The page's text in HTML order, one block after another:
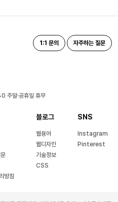
말·공휴일 휴무
방침
블로그
웹용어
웹디자인
기술정보
CSS
SNS
Instagram
Pinterest
1:1 문의 자주하는 질문